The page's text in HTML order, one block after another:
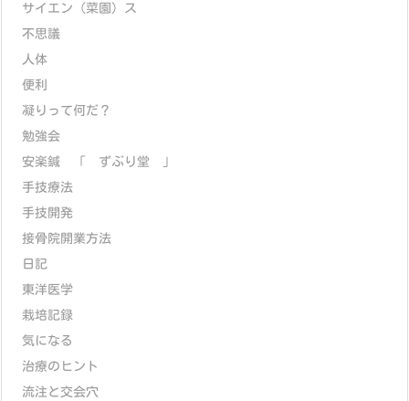
サイエン（菜園）ス
不思議
人体
便利
凝りって何だ？
勉強会
安楽鍼 「 ずぶり堂 」
手技療法
手技開発
接骨院開業方法
日記
東洋医学
栽培記録
気になる
治療のヒント
流注と交会穴